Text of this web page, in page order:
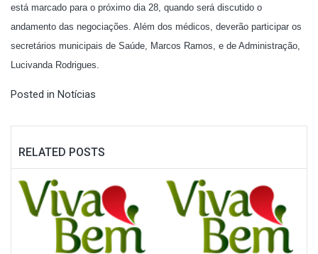
está marcado para o próximo dia 28, quando será discutido o
andamento das negociações. Além dos médicos, deverão participar os
secretários municipais de Saúde, Marcos Ramos, e de Administração,
Lucivanda Rodrigues.
Posted in Notícias
RELATED POSTS